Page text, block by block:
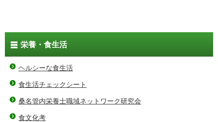
栄養・食生活
ヘルシーな食生活
食生活チェックシート
桑名管内栄養士職域ネットワーク研究会
食文化考